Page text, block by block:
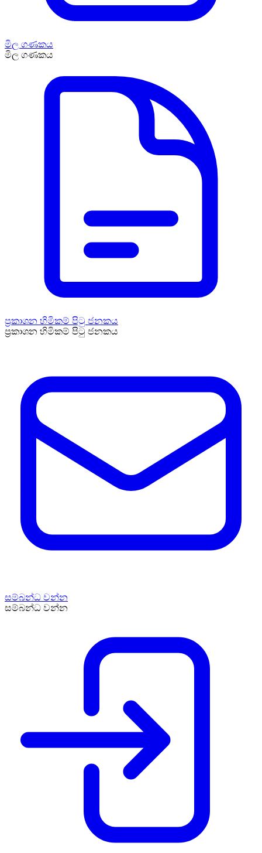
මිල ගණකය
මිල ගණකය
ප්‍රකාශන හිමිකම් පිටු ජනකය
ප්‍රකාශන හිමිකම් පිටු ජනකය
සම්බන්ධ වන්න
සම්බන්ධ වන්න